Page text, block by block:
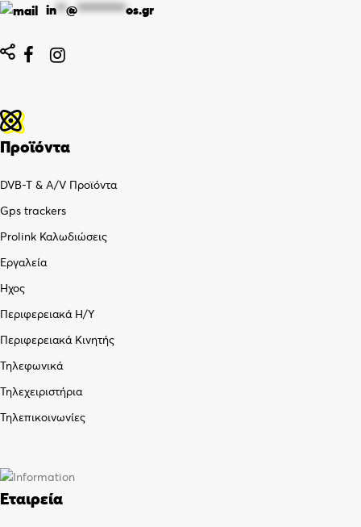
in**@**********os.gr
 
Προϊόντα
DVB-T & A/V Προϊόντα
Gps trackers
Prolink Καλωδιώσεις
Εργαλεία
Ήχος
Περιφερειακά Η/Υ
Περιφερειακά Κινητής
Τηλεφωνικά
Τηλεχειριστήρια
Τηλεπικοινωνίες
Εταιρεία